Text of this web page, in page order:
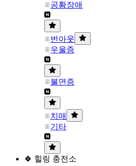
공황장애
번아웃
우울증
불면증
치매
기타
🍀 힐링 충전소